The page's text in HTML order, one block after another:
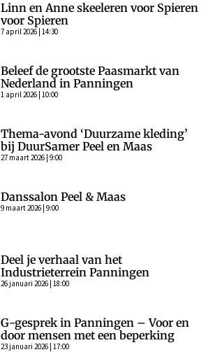
Linn en Anne skeeleren voor Spieren
voor Spieren
7 april 2026 | 14:30
Beleef de grootste Paasmarkt van
Nederland in Panningen
1 april 2026 | 10:00
Thema-avond ‘Duurzame kleding’
bij DuurSamer Peel en Maas
27 maart 2026 | 9:00
Danssalon Peel & Maas
9 maart 2026 | 9:00
Deel je verhaal van het
Industrieterrein Panningen
26 januari 2026 | 18:00
G-gesprek in Panningen – Voor en
door mensen met een beperking
23 januari 2026 | 17:00